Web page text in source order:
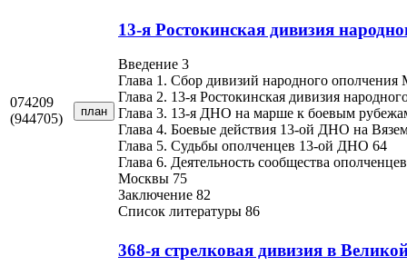
074209
(944705)
план
13-я Ростокинская дивизия
Введение 3
Глава 1. Сбор дивизий народного
Глава 2. 13-я Ростокинская дивизия
Глава 3. 13-я ДНО на марше к боевым
Глава 4. Боевые действия 13-ой ДНО на
Глава 5. Судьбы ополченцев 13-ой ДНО 64
Глава 6. Деятельность сообщества
Москвы 75
Заключение 82
Список литературы 86
368-я стрелковая дивизия в